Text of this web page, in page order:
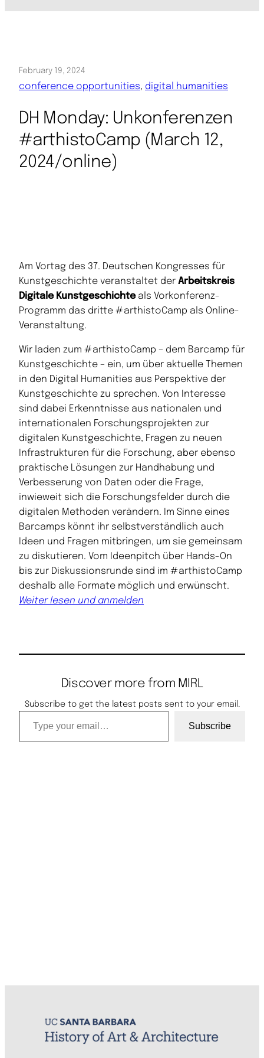
February 19, 2024
conference opportunities, digital humanities
DH Monday: Unkonferenzen
#arthistoCamp (March 12,
2024/online)
Am Vortag des 37. Deutschen Kongresses für
Kunstgeschichte veranstaltet der Arbeitskreis
Digitale Kunstgeschichteals Vorkonferenz-
Programm das dritte #arthistoCamp als Online-
Veranstaltung.
Wir laden zum #arthistoCamp – dem Barcamp für
Kunstgeschichte – ein, um über aktuelle Themen
in den Digital Humanities aus Perspektive der
Kunstgeschichte zu sprechen. Von Interesse
sind dabei Erkenntnisse aus nationalen und
internationalen Forschungsprojekten zur
digitalen Kunstgeschichte, Fragen zu neuen
Infrastrukturen für die Forschung, aber ebenso
praktische Lösungen zur Handhabung und
Verbesserung von Daten oder die Frage,
inwieweit sich die Forschungsfelder durch die
digitalen Methoden verändern. Im Sinne eines
Barcamps könnt ihr selbstverständlich auch
Ideen und Fragen mitbringen, um sie gemein­sam
zu diskutieren. Vom Ideenpitch über Hands-On
bis zur Diskussionsrunde sind im #arthistoCamp
deshalb alle Formate möglich und erwünscht.
Weiter lesen und anmelden
Discover more from MIRL
Subscribe to get the latest posts sent to your email.
Type your email…
Subscribe